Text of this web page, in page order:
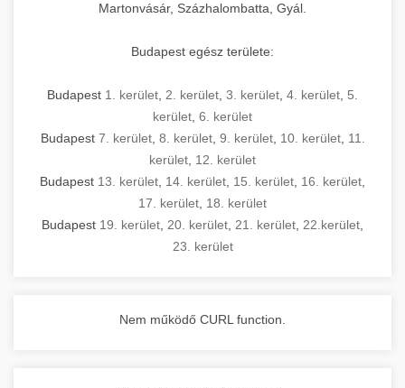
Martonvásár, Százhalombatta, Gyál.
Budapest egész területe:
Budapest 1. kerület 2. kerület 3. kerület 4. kerület 5.
kerület 6. kerület
Budapest 7. kerület, 8. kerület, 9. kerület, 10. kerület, 11.
kerület 12. kerület
Budapest 13. kerület 14. kerület 15. kerület 16. kerület
17. kerület 18. kerület
Budapest 19. kerület 20. kerület 21. kerület 22.kerület
23. kerület
Nem működő CURL function.